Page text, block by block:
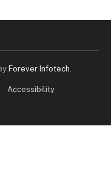
Forever Infotech.
Accessibility